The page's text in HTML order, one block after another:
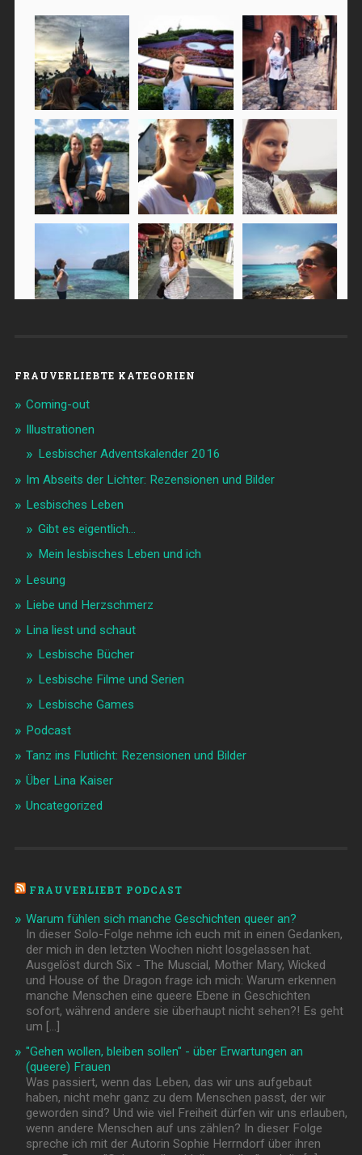
FRAUVERLIEBTE KATEGORIEN
Coming-out
Illustrationen
Lesbischer Adventskalender 2016
Im Abseits der Lichter: Rezensionen und Bilder
Lesbisches Leben
Gibt es eigentlich…
Mein lesbisches Leben und ich
Lesung
Liebe und Herzschmerz
Lina liest und schaut
Lesbische Bücher
Lesbische Filme und Serien
Lesbische Games
Podcast
Tanz ins Flutlicht: Rezensionen und Bilder
Über Lina Kaiser
Uncategorized
FRAUVERLIEBT PODCAST
Warum fühlen sich manche Geschichten queer an?
In dieser Solo-Folge nehme ich euch mit in einen Gedanken,
der mich in den letzten Wochen nicht losgelassen hat.
Ausgelöst durch Six - The Muscial, Mother Mary, Wicked
und House of the Dragon frage ich mich: Warum erkennen
manche Menschen eine queere Ebene in Geschichten
sofort, während andere sie überhaupt nicht sehen?! Es geht
um […]
"Gehen wollen, bleiben sollen" - über Erwartungen an
(queere) Frauen
Was passiert, wenn das Leben, das wir uns aufgebaut
haben, nicht mehr ganz zu dem Menschen passt, der wir
geworden sind? Und wie viel Freiheit dürfen wir uns erlauben,
wenn andere Menschen auf uns zählen? In dieser Folge
spreche ich mit der Autorin Sophie Herrndorf über ihren